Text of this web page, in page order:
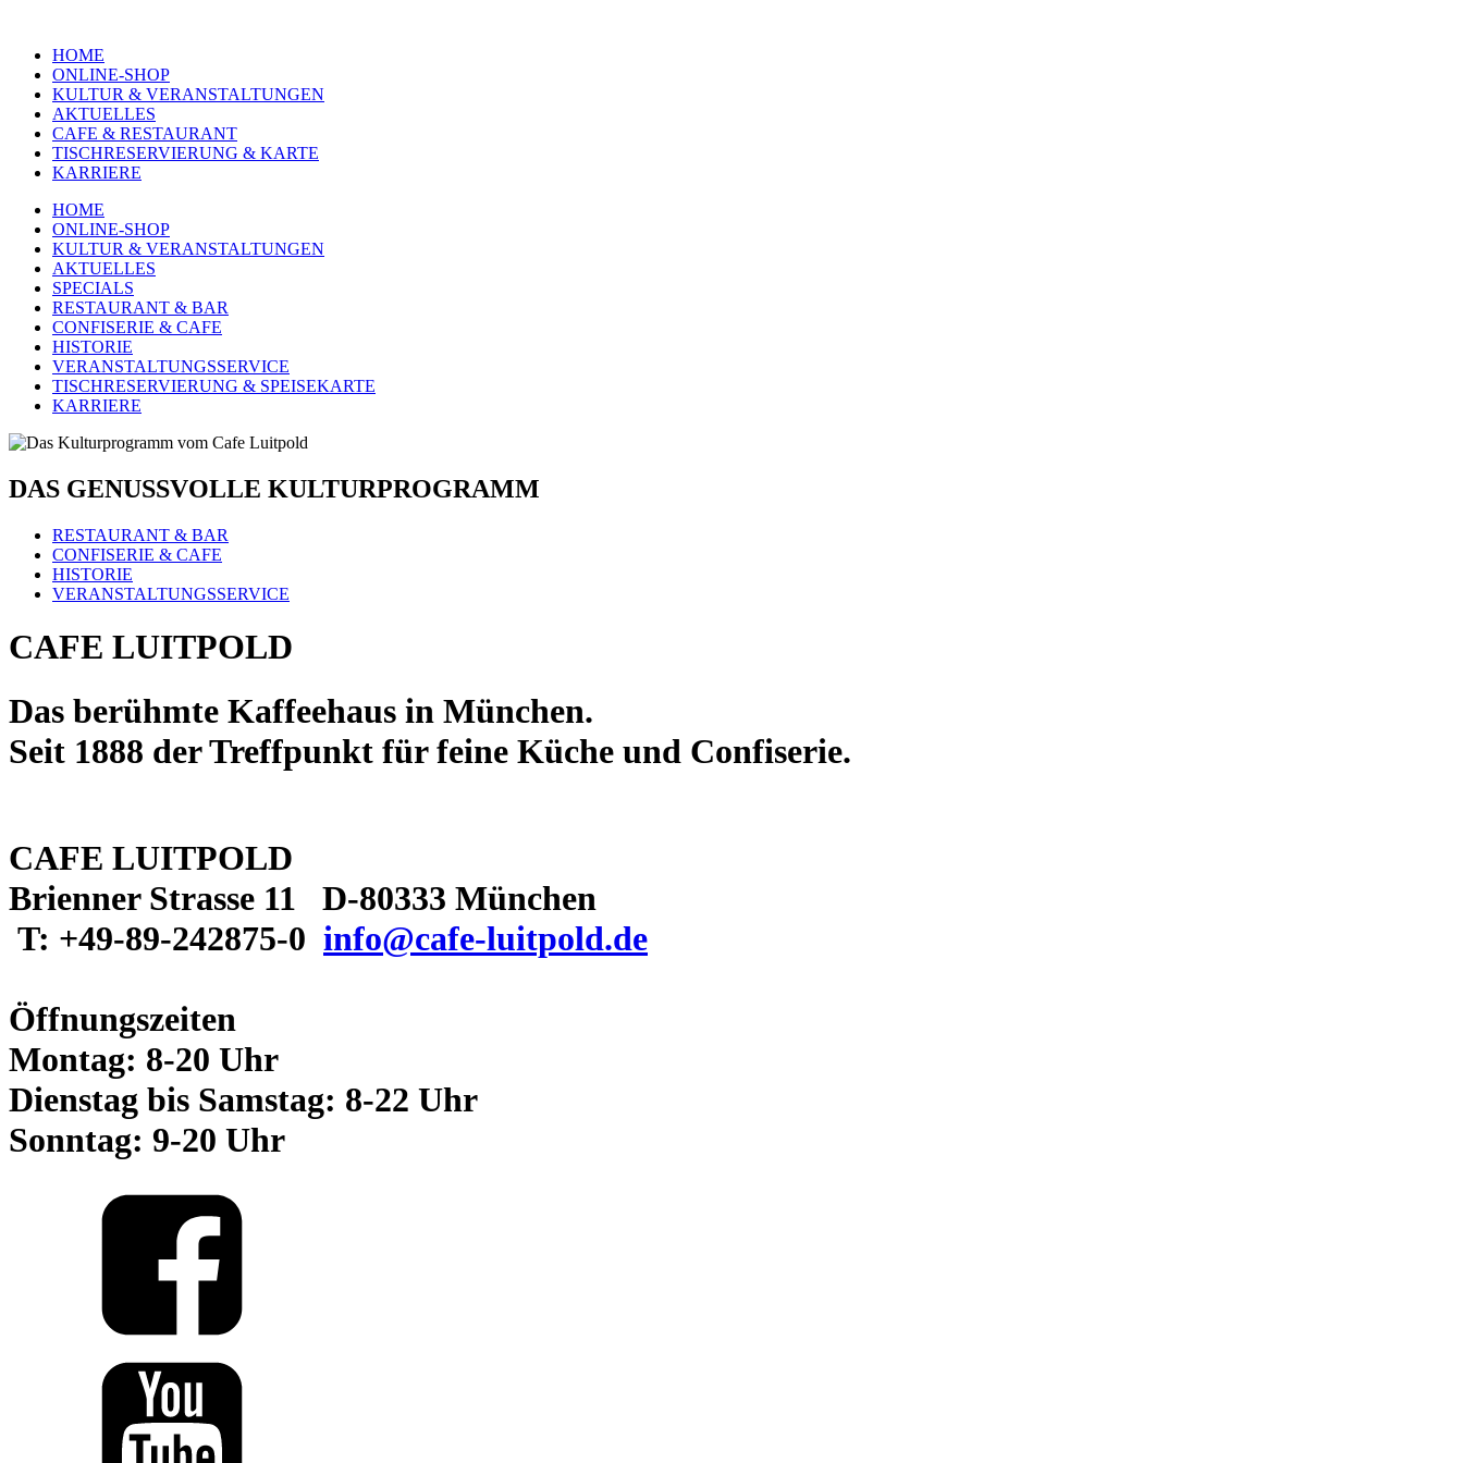
HOME
ONLINE-SHOP
KULTUR & VERANSTALTUNGEN
AKTUELLES
CAFE & RESTAURANT
TISCHRESERVIERUNG & KARTE
KARRIERE
HOME
ONLINE-SHOP
KULTUR & VERANSTALTUNGEN
AKTUELLES
SPECIALS
RESTAURANT & BAR
CONFISERIE & CAFE
HISTORIE
VERANSTALTUNGSSERVICE
TISCHRESERVIERUNG & SPEISEKARTE
KARRIERE
DAS GENUSSVOLLE KULTURPROGRAMM
RESTAURANT & BAR
CONFISERIE & CAFE
HISTORIE
VERANSTALTUNGSSERVICE
CAFE LUITPOLD
Das berühmte Kaffeehaus in München.
Seit 1888 der Treffpunkt für feine Küche und Confiserie.
CAFE LUITPOLD
Brienner Strasse 11 D-80333 München
T: +49-89-242875-0 info@cafe-luitpold.de
Öffnungszeiten
Montag: 8-20 Uhr
Dienstag bis Samstag: 8-22 Uhr
Sonntag: 9-20 Uhr